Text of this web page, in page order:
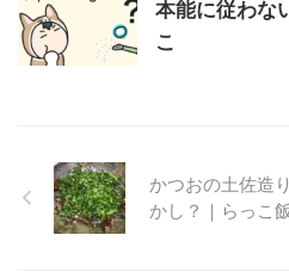
本能に従わな
こ
かつおの土佐造
かし？｜らっこ飯